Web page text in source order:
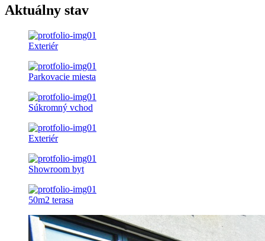
Aktuálny stav
Exteriér
Parkovacie miesta
Súkromný vchod
Exteriér
Showroom byt
50m2 terasa